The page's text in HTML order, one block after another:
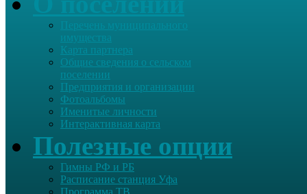
Перечень муниципального
имущества
Карта партнера
Общие сведения о сельском
поселении
Предприятия и организации
Фотоальбомы
Именитые личности
Интерактивная карта
Полезные опции
Гимны РФ и РБ
Расписание станция Уфа
Программа ТВ